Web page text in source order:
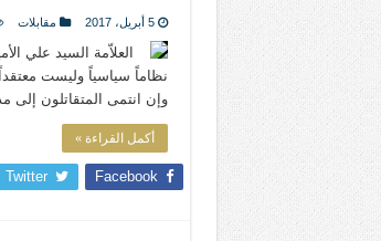
5 أبريل، 2017 مقابلات
العلاّمة السيد علي
نظاماً سياسياً وليست معتقداً
وإن انتمى المتقاتلون إلى
أكمل القراءة »
Facebook
Twitter